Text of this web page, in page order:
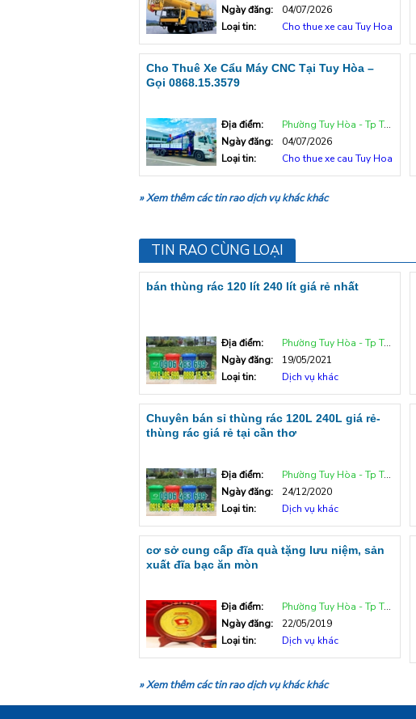
Ngày đăng:
04/07/2026
Loại tin:
Cho thue xe cau Tuy Hoa
Cho Thuê Xe Cẩu Máy CNC Tại Tuy Hòa –
Gọi 0868.15.3579
Địa điểm:
Phường Tuy Hòa - Tp Tuy Hòa
Ngày đăng:
04/07/2026
Loại tin:
Cho thue xe cau Tuy Hoa
» Xem thêm các tin rao dịch vụ khác khác
TIN RAO CÙNG LOẠI
bán thùng rác 120 lít 240 lít giá rẻ nhất
Địa điểm:
Phường Tuy Hòa - Tp Tuy Hòa
Ngày đăng:
19/05/2021
Loại tin:
Dịch vụ khác
Chuyên bán sỉ thùng rác 120L 240L giá rẻ-
thùng rác giá rẻ tại cần thơ
Địa điểm:
Phường Tuy Hòa - Tp Tuy Hòa
Ngày đăng:
24/12/2020
Loại tin:
Dịch vụ khác
cơ sở cung cấp đĩa quà tặng lưu niệm, sản
xuất đĩa bạc ăn mòn
Địa điểm:
Phường Tuy Hòa - Tp Tuy Hòa
Ngày đăng:
22/05/2019
Loại tin:
Dịch vụ khác
» Xem thêm các tin rao dịch vụ khác khác